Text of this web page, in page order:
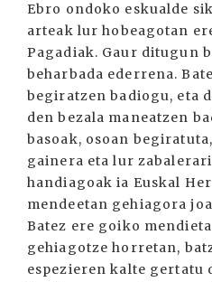
Ebro ondoko eskualde
arteak lur hobeagotan
Pagadiak. Gaur ditugun
beharbada ederrena.
begiratzen badiogu, eta
den bezala maneatzen
basoak, osoan
gainera eta lur
handiagoak ia Euskal
mendeetan gehiagora
Batez ere goiko
gehiagotze horretan,
espezieren kalte gertatu